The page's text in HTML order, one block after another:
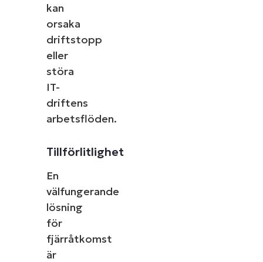
kan
orsaka
driftstopp
eller
störa
IT-
driftens
arbetsflöden.
Tillförlitlighet
En
välfungerande
lösning
för
fjärråtkomst
är